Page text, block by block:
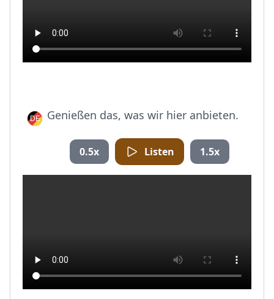
Genießen das, was wir hier anbieten.
0.5x Listen 1.5x